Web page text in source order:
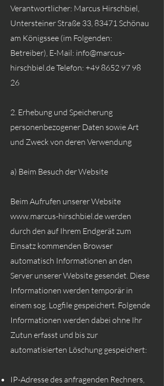
Verantwortlicher: Marcus Hirschbiel,
Untersteiner Straße 33, 83471 Schönau
am Königssee (im Folgenden:
Betreiber), E-Mail: info@marcus-
hirschbiel.deTelefon: +49 8652 97 98
26
2. Erhebung und Speicherung
personenbezogener Daten sowie Art
und Zweck von deren Verwendung
a) Beim Besuch der Website
Beim Aufrufen unserer Website
www.marcus-hirschbiel.dewerden
durch den auf Ihrem Endgerät zum
Einsatz kommenden Browser
automatisch Informationen an den
Server unserer Website gesendet. Diese
Informationen werden temporär in
einem sog. Logfile gespeichert. Folgende
Informationen werden dabei ohne Ihr
Zutun erfasst und bis zur
automatisierten Löschung gespeichert:
IP-Adresse des anfragenden Rechners,